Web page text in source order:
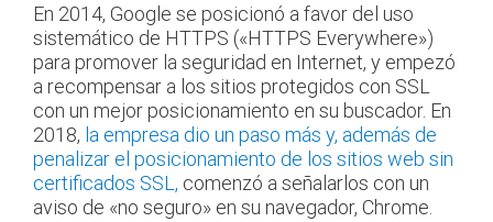
En 2014, Google se posicionó a favor del uso
sistemático de HTTPS («HTTPS Everywhere»)
para promover la seguridad en Internet, y empezó
a recompensar a los sitios protegidos con SSL
con un mejor posicionamiento en su buscador. En
2018, la empresa dio un paso más y, además de
penalizar el posicionamiento de los sitios web sin
certificados SSL, comenzó a señalarlos con un
aviso de «no seguro» en su navegador, Chrome.